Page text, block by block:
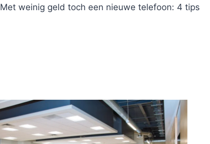
Met weinig geld toch een nieuwe telefoon: 4 tips